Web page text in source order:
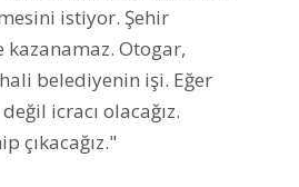
istiyor. Şehir
kazanamaz. Otogar,
belediyenin işi. Eğer
icracı olacağız.
çıkacağız."